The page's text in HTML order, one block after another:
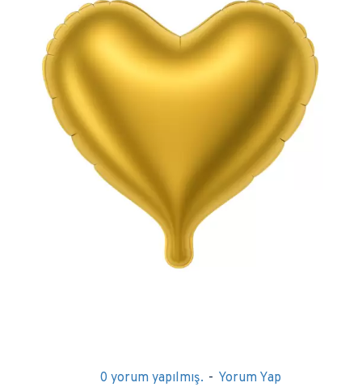
0 yorum yapılmış. - Yorum Yap